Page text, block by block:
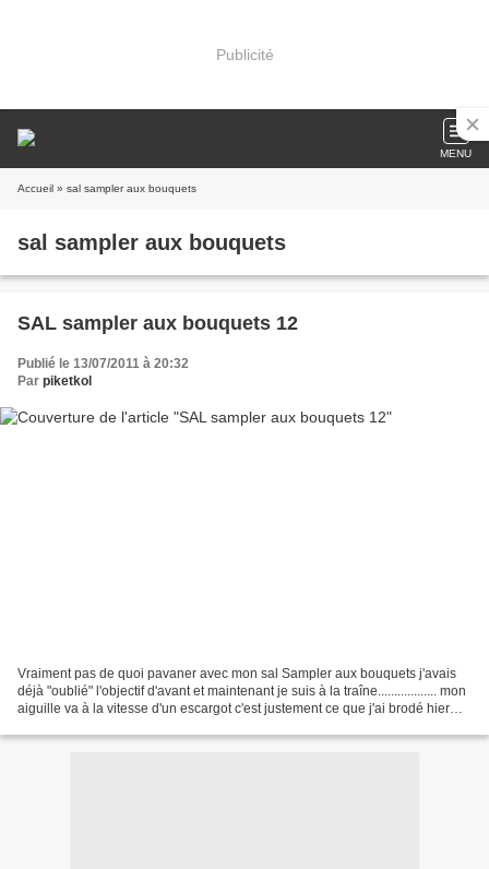
Publicité
MENU
Accueil » sal sampler aux bouquets
sal sampler aux bouquets
SAL sampler aux bouquets 12
Publié le 13/07/2011 à 20:32
Par piketkol
Vraiment pas de quoi pavaner avec mon sal Sampler aux bouquets j'avais
déjà "oublié" l'objectif d'avant et maintenant je suis à la traîne.................. mon
aiguille va à la vitesse d'un escargot c'est justement ce que j'ai brodé hier